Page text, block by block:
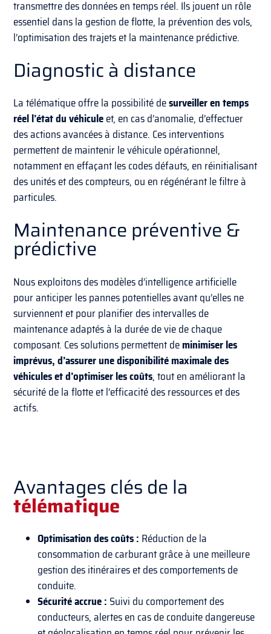
transmettre des données en temps réel. Ils jouent un rôle
essentiel dans la gestion de flotte, la prévention des vols,
l’optimisation des trajets et la maintenance prédictive.
Diagnostic à distance
La télématique offre la possibilité desurveiller en temps
réel l’état du véhiculeet, en cas d’anomalie, d’effectuer
des actions avancées à distance. Ces interventions
permettent de maintenir le véhicule opérationnel,
notamment en effaçant les codes défauts, en réinitialisant
des unités et des compteurs, ou en régénérant le filtre à
particules.
Maintenance préventive &
prédictive
Nous exploitons des modèles d’intelligence artificielle
pour anticiper les pannes potentielles avant qu’elles ne
surviennent et pour planifier des intervalles de
maintenance adaptés à la durée de vie de chaque
composant. Ces solutions permettent deminimiser les
imprévus, d’assurer une disponibilité maximale des
véhicules et d’optimiser les coûts, tout en améliorant la
sécurité de la flotte et l’efficacité des ressources et des
actifs.
Avantages clés de la
télématique
Optimisation des coûts : Réduction de la
consommation de carburant grâce à une meilleure
gestion des itinéraires et des comportements de
conduite.
Sécurité accrue : Suivi du comportement des
conducteurs, alertes en cas de conduite dangereuse